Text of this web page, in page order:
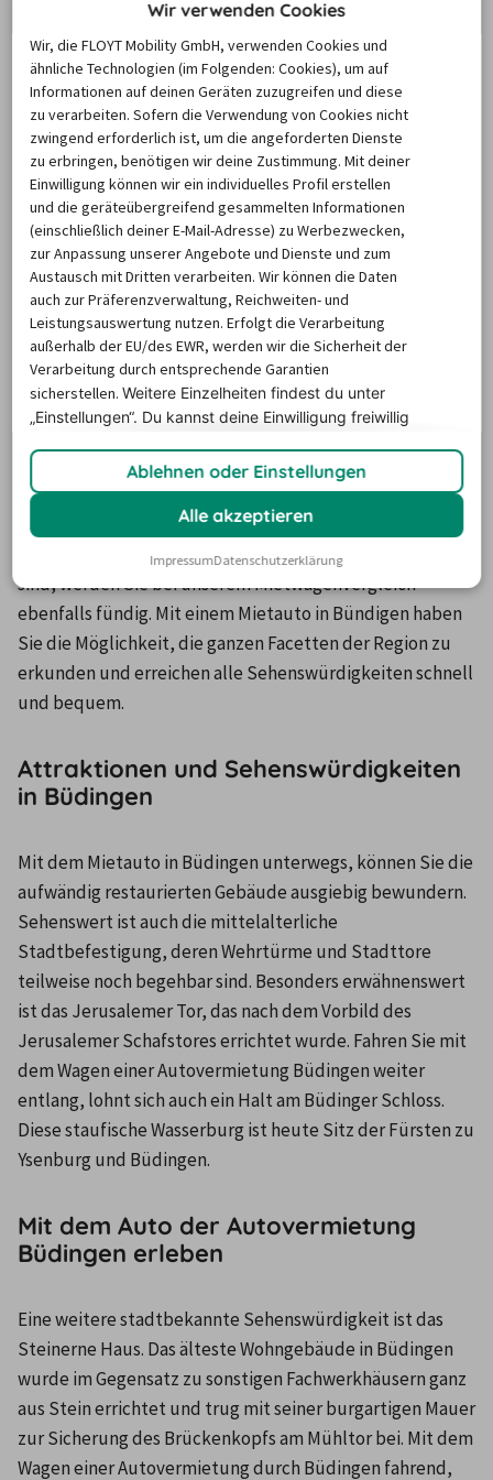
Die Preise basieren auf dem Minimum Median-Suchpreis für die
nächsten 12 Monate und können für neue Suchanfragen variieren.
Autovermietung Büdingen
Kein Wunder, dass die rund 21.000 Einwohner-Stadt
Büdingen unweit von Frankfurt so häufig als "hessisches
Rothenburg" bezeichnet wird: Auf einer Fahrt mit dem
Wagen einer Autovermietung durch Büdingen kommen
Sie an unzähligen Fachwerkhäusern vorbei, die teilweise
vor mehreren hundert Jahren errichtet wurden. Die
mittelalterliche Altstadt mit ihrem Schloss zählt zu den
ist deshalb seit jeher ein beliebtes Ausflugs- und
Urlaubsziel.
Die nächste Großstadt ist Frankfurt. Falls Sie auf der
suche nach einer günstigen Autovermietung in Frankfurt
sind, werden Sie bei unserem Mietwagenvergleich
ebenfalls fündig. Mit einem Mietauto in Bündigen haben
Sie die Möglichkeit, die ganzen Facetten der Region zu
erkunden und erreichen alle Sehenswürdigkeiten schnell
und bequem.
Attraktionen und Sehenswürdigkeiten
in Büdingen
Mit dem Mietauto in Büdingen unterwegs, können Sie die
aufwändig restaurierten Gebäude ausgiebig bewundern.
Sehenswert ist auch die mittelalterliche
Stadtbefestigung, deren Wehrtürme und Stadttore
teilweise noch begehbar sind. Besonders erwähnenswert
ist das Jerusalemer Tor, das nach dem Vorbild des
Jerusalemer Schafstores errichtet wurde. Fahren Sie mit
dem Wagen einer Autovermietung Büdingen weiter
entlang, lohnt sich auch ein Halt am Büdinger Schloss.
Diese staufische Wasserburg ist heute Sitz der Fürsten zu
Ysenburg und Büdingen.
Mit dem Auto der Autovermietung
Büdingen erleben
Eine weitere stadtbekannte Sehenswürdigkeit ist das
Steinerne Haus. Das älteste Wohngebäude in Büdingen
wurde im Gegensatz zu sonstigen Fachwerkhäusern ganz
aus Stein errichtet und trug mit seiner burgartigen Mauer
zur Sicherung des Brückenkopfs am Mühltor bei. Mit dem
Wagen einer Autovermietung durch Büdingen fahrend,
Wir verwenden Cookies
Wir, die FLOYT Mobility GmbH, verwenden Cookies und
ähnliche Technologien (im Folgenden: Cookies), um auf
Informationen auf deinen Geräten zuzugreifen und diese
zu verarbeiten. Sofern die Verwendung von Cookies nicht
zwingend erforderlich ist, um die angeforderten Dienste
zu erbringen, benötigen wir deine Zustimmung. Mit deiner
Einwilligung können wir ein individuelles Profil erstellen
und die geräteübergreifend gesammelten Informationen
(einschließlich deiner E-Mail-Adresse) zu Werbezwecken,
zur Anpassung unserer Angebote und Dienste und zum
Austausch mit Dritten verarbeiten. Wir können die Daten
auch zur Präferenzverwaltung, Reichweiten- und
Leistungsauswertung nutzen. Erfolgt die Verarbeitung
außerhalb der EU/des EWR, werden wir die Sicherheit der
Verarbeitung durch entsprechende Garantien
sicherstellen.Weitere Einzelheiten findest du unter
„Einstellungen“. Du kannst deine Einwilligung freiwillig
Ablehnen oder Einstellungen
Alle akzeptieren
ImpressumDatenschutzerklärung